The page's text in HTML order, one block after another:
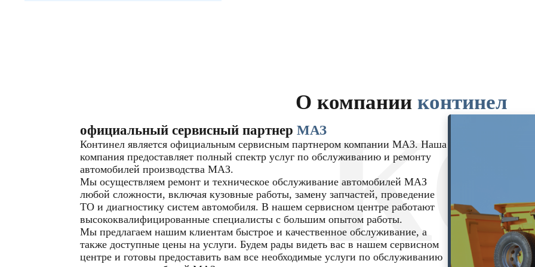
О компании континел
официальный сервисный партнерМАЗ
Континел является официальным сервисным партнером компании МАЗ. Наша
компания предоставляет полный спектр услуг по обслуживанию и ремонту
автомобилей производства МАЗ.
Мы осуществляем ремонт и техническое обслуживание автомобилей МАЗ
любой сложности, включая кузовные работы, замену запчастей, проведение
ТО и диагностику систем автомобиля. В нашем сервисном центре работают
высококвалифицированные специалисты с большим опытом работы.
Мы предлагаем нашим клиентам быстрое и качественное обслуживание, а
также доступные цены на услуги. Будем рады видеть вас в нашем сервисном
центре и готовы предоставить вам все необходимые услуги по обслуживанию